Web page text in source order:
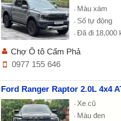
Màu xám
Số tự động
Đã đi 18,000
Chợ Ô tô Cẩm Phả
0977 155 646
Ford Ranger Raptor 2.0L 4x4
Xe cũ
Màu đen